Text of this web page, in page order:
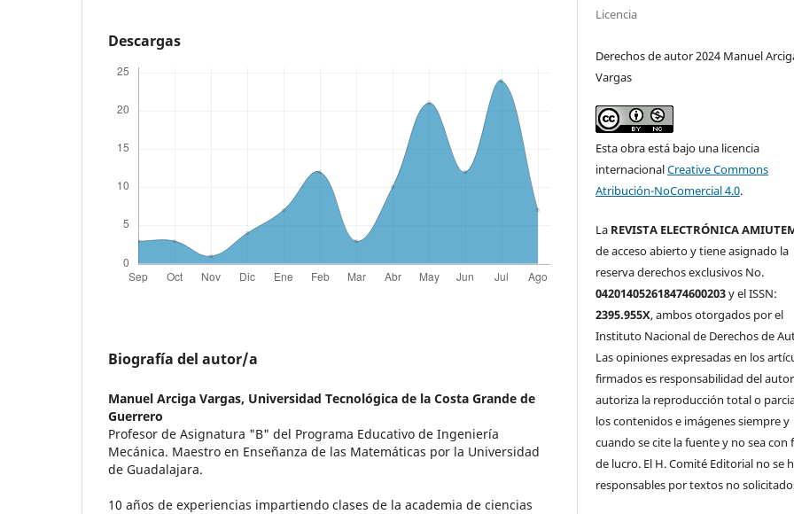
Descargas
Biografía del autor/a
Manuel Arciga Vargas, Universidad Tecnológica de la Costa Grande de
Guerrero
Profesor de Asignatura "B" del Programa Educativo de Ingeniería
Mecánica. Maestro en Enseñanza de las Matemáticas por la Universidad
de Guadalajara.
10 años de experiencias impartiendo clases de la academia de ciencias
Licencia
Derechos de autor 2024 Manuel
Vargas
Esta obra está bajo una licencia
internacionalCreative Commons
Atribución-NoComercial 4.0.
La REVISTA ELECTRÓNICA
de acceso abierto y tiene asignado la
reserva derechos exclusivos No.
042014052618474600203y el ISSN:
2395.955X, ambos otorgados por el
Instituto Nacional de Derechos de
Las opiniones expresadas en los
firmados es responsabilidad del
autoriza la reproducción total o
los contenidos e imágenes siempre y
cuando se cite la fuente y no sea con
de lucro. El H. Comité Editorial no se
responsables por textos no